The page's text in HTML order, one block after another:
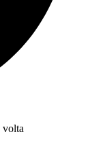
volta